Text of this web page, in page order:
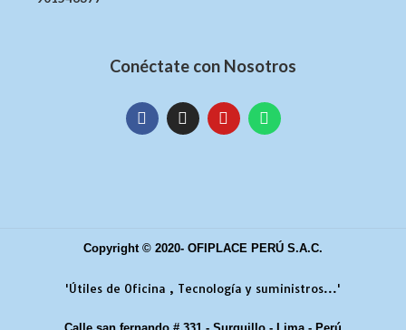
Conéctate con Nosotros
Copyright © 2020- OFIPLACE PERÚ S.A.C.
'Útiles de Oficina , Tecnología y suministros...'